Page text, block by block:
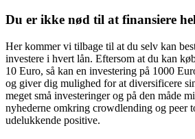
Du er ikke nød til at finansiere
Her kommer vi tilbage til at du selv kan
investere i hvert lån. Eftersom at du kan
10 Euro, så kan en investering på 1000
og giver dig mulighed for at diversificere
meget små investeringer og på den måde
nyhederne omkring crowdlending og peer
udelukkende positive.